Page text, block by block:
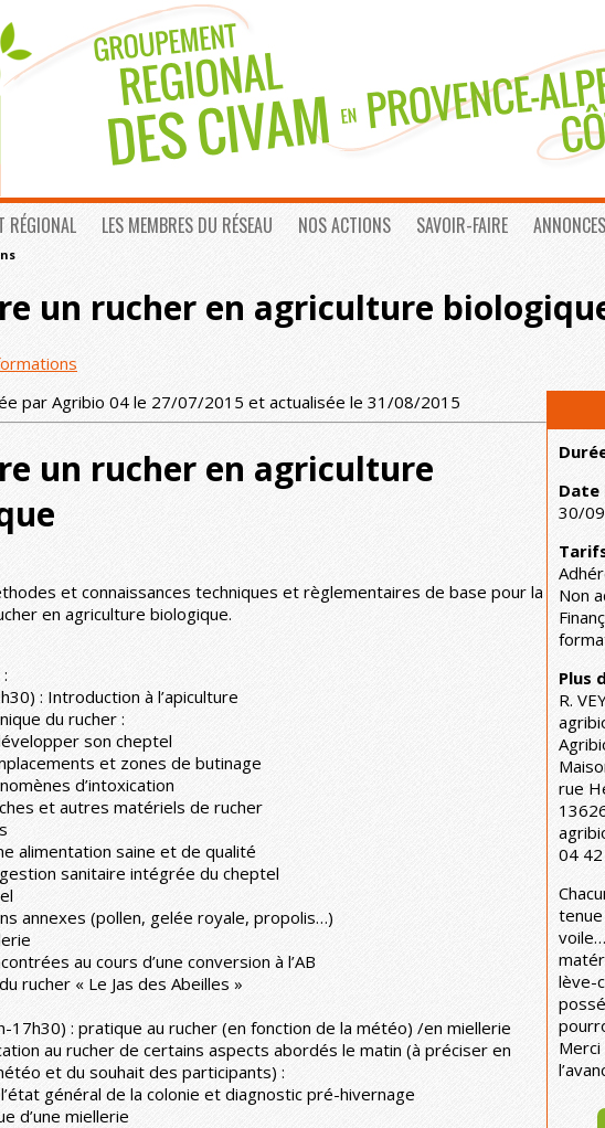
RÉGIONAL LES MEMBRES DU RÉSEAU NOS ACTIONS SAVOIR-FAIRE
un rucher en agriculture
par Agribio 04 le 27/07/2015 et actualisée le 31/08/2015
un rucher en agriculture
et connaissances techniques et règlementaires de base pour la
en agriculture biologique.
: Introduction à l’apiculture
du rucher :
son cheptel
et zones de butinage
d’intoxication
et autres matériels de rucher
alimentation saine et de qualité
sanitaire intégrée du cheptel
annexes (pollen, gelée royale, propolis…)
au cours d’une conversion à l’AB
rucher « Le Jas des Abeilles »
17h30) : pratique au rucher (en fonction de la météo) /en miellerie
au rucher de certains aspects abordés le matin (à préciser en
et du souhait des participants) :
général de la colonie et diagnostic pré-hivernage
d’une miellerie
30/
Non
Plus
R.
rue
04
lève-
Merci